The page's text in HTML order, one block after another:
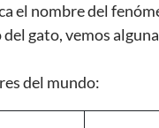
el nombre del
gato, vemos
del mundo: